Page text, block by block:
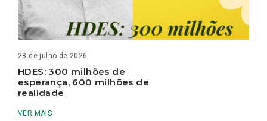
28 de julho de 2026
HDES: 300 milhões de
esperança, 600 milhões de
realidade
VER MAIS